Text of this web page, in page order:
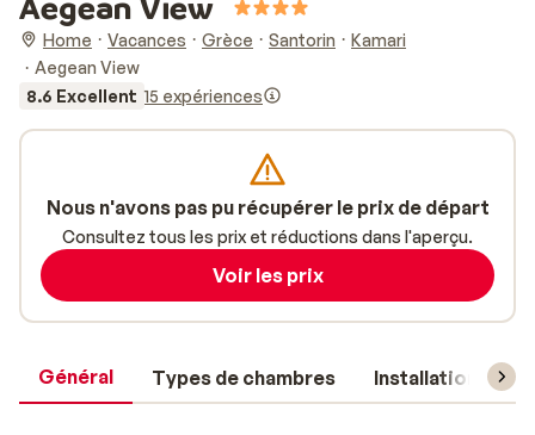
Home Vacances Grèce Santorin
Kamari
Aegean View
8.6 Excellent 15 expériences
Général Types de chambres Installations
Nous n'avons pas pu récupérer le prix de départ
Consultez tous les prix et réductions dans l'aperçu.
Voir les prix